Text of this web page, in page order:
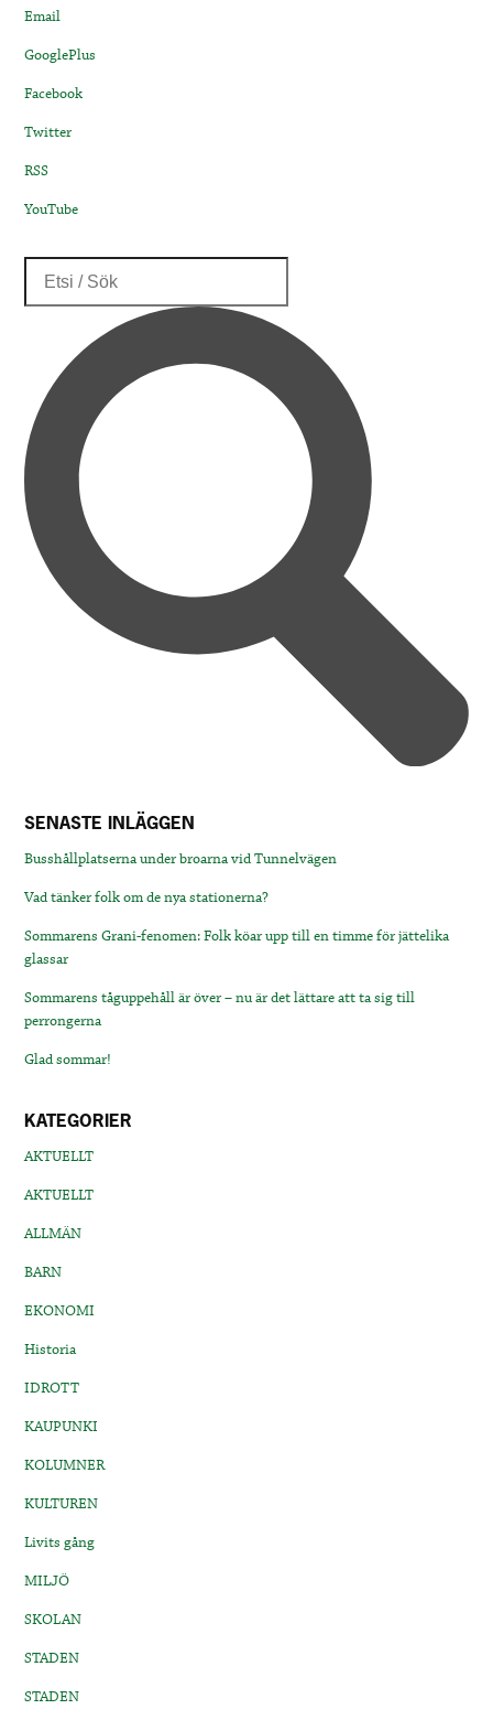
Email
GooglePlus
Facebook
Twitter
RSS
YouTube
SENASTE INLÄGGEN
Busshållplatserna under broarna vid Tunnelvägen
Vad tänker folk om de nya stationerna?
Sommarens Grani-fenomen: Folk köar upp till en timme för jättelika
glassar
Sommarens tåguppehåll är över – nu är det lättare att ta sig till
perrongerna
Glad sommar!
KATEGORIER
AKTUELLT
AKTUELLT
ALLMÄN
BARN
EKONOMI
Historia
IDROTT
KAUPUNKI
KOLUMNER
KULTUREN
Livits gång
MILJÖ
SKOLAN
STADEN
STADEN